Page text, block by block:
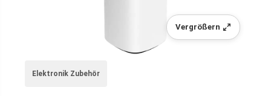
Vergrößern
Elektronik Zubehör